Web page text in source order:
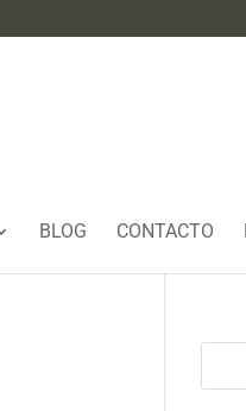
BLOG CONTACTO